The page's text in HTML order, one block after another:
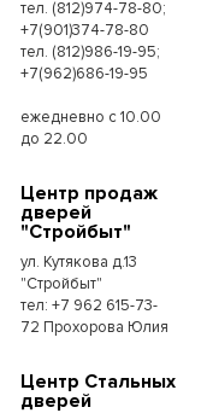
тел. (812)974-78-80;
+7(901)374-78-80
тел. (812)986-19-95;
+7(962)686-19-95
ежедневно с 10.00
до 22.00
Центр продаж
дверей
"Стройбыт"
ул. Кутякова д.13
"Стройбыт"
тел: +7 962 615-73-
72 Прохорова Юлия
Центр Стальных
дверей